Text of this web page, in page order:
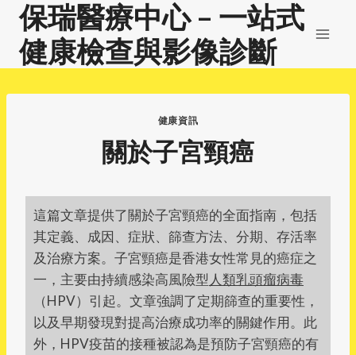
Skip
content
保瑞醫療中心 – 一站式
健康檢查與影像診斷
健康資訊
關於子宮頸癌
這篇文章提供了關於子宮頸癌的全面指南，包括
其定義、成因、症狀、篩查方法、分期、存活率
及治療方案。子宮頸癌是香港女性常見的癌症之
一，主要由持續感染高風險型 人類乳頭瘤病毒
（HPV）引起。文章強調了定期篩查的重要性，
以及早期發現對提高治療成功率的關鍵作用。此
外，HPV疫苗的接種被認為是預防子宮頸癌的有